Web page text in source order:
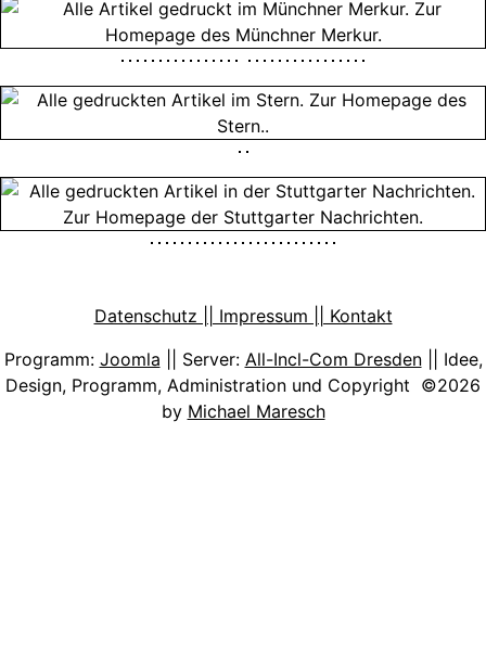
Datenschutz || Impressum || Kontakt
Programm: Joomla || Server: All-Incl-Com Dresden|| Idee,
Design, Programm, Administration und Copyright ©2026
by Michael Maresch